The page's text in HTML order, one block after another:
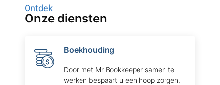
Ontdek
Onze diensten
Boekhouding
Door met Mr Bookkeeper samen te
werken bespaart u een hoop zorgen,